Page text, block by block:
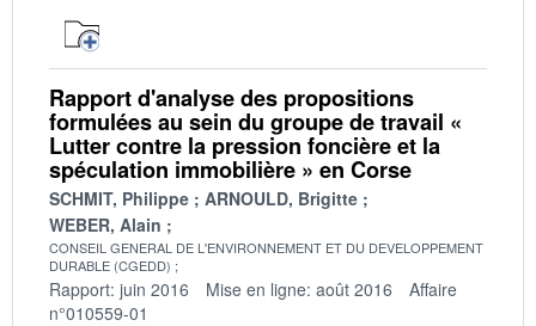
Rapport d'analyse des propositions
formulées au sein du groupe de travail «
Lutter contre la pression foncière et la
spéculation immobilière » en Corse
SCHMIT, Philippe
ARNOULD, Brigitte
WEBER, Alain
CONSEIL GENERAL DE L'ENVIRONNEMENT ET DU DEVELOPPEMENT
DURABLE (CGEDD)
Rapport: juin 2016 Mise en ligne: août 2016
Affaire
n°010559-01